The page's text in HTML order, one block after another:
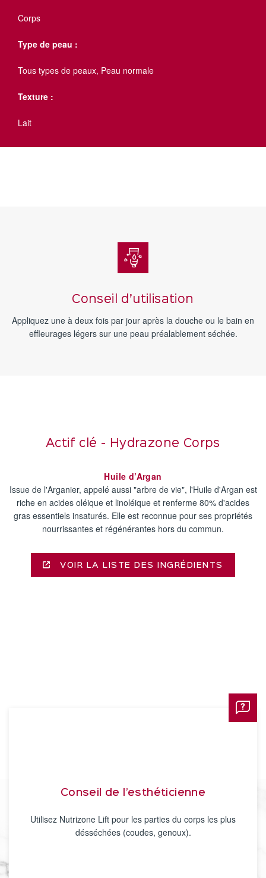
Corps
Type de peau :
Tous types de peaux, Peau normale
Texture :
Lait
Conseil d’utilisation
Appliquez une à deux fois par jour après la douche ou le bain en
effleurages légers sur une peau préalablement séchée.
Actif clé - Hydrazone Corps
Huile d’Argan
Issue de l'Arganier, appelé aussi "arbre de vie", l'Huile d'Argan est
riche en acides oléique et linoléique et renferme 80% d'acides
gras essentiels insaturés. Elle est reconnue pour ses propriétés
nourrissantes et régénérantes hors du commun.
VOIR LA LISTE DES INGRÉDIENTS
Conseil de l’esthéticienne
Utilisez Nutrizone Lift pour les parties du corps les plus
désséchées (coudes, genoux).